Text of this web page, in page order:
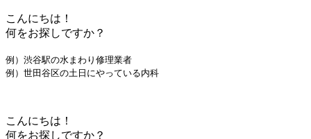
こんにちは！
何をお探しですか？
例）渋谷駅の水まわり修理業者
例）世田谷区の土日にやっている内科
こんにちは！
何をお探しですか？